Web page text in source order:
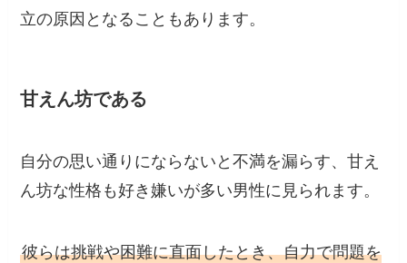
立の原因となることもあります。
甘えん坊である
自分の思い通りにならないと不満を漏らす、甘え
ん坊な性格も好き嫌いが多い男性に見られます。
彼らは挑戦や困難に直面したとき、自力で問題を